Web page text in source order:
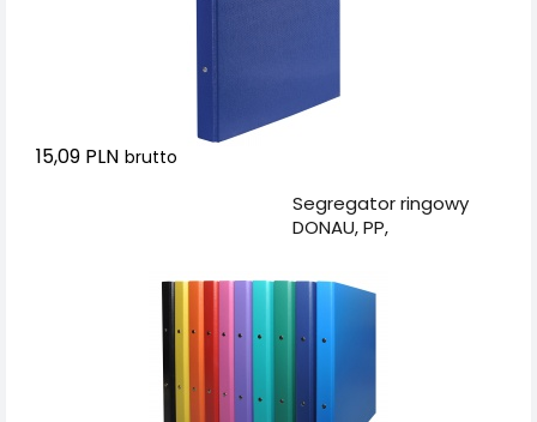
15,09 PLN brutto
Segregator ringowy
DONAU, PP,
kolorów